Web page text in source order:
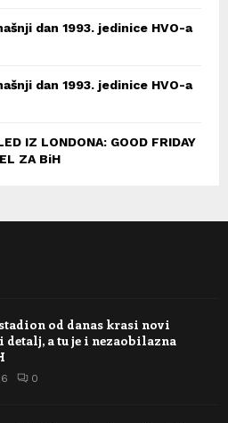
dan 1993. jedinice HVO-a
dan 1993. jedinice HVO-a
IZ LONDONA: GOOD FRIDAY
ZA BiH
od danas krasi novi
detalj, a tu je i nezaobilazna
0